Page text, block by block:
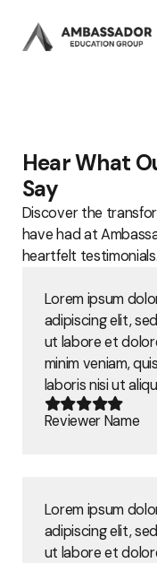
Hear What
Say
Discover the
have had at
heartfelt testimonials.
Lorem ipsum
adipiscing elit,
ut labore et
minim veniam,
laboris nisi ut
Reviewer Name
Lorem ipsum
adipiscing elit,
ut labore et